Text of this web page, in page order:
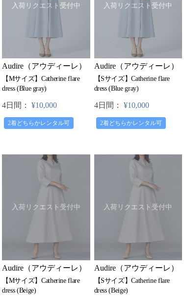
入荷リクエスト受付中
Audire（アウディーレ）
【Mサイズ】Catherine flare
dress (Blue gray)
4日間： ¥10,000
2着どちらかレンタル可
入荷リクエスト受付中
Audire（アウディーレ）
【Sサイズ】Catherine flare
dress (Blue gray)
4日間： ¥10,000
2着どちらかレンタル可
入荷リクエスト受付中
Audire（アウディーレ）
【Mサイズ】Catherine flare
dress (Beige)
入荷リクエスト受付中
Audire（アウディーレ）
【Sサイズ】Catherine flare
dress (Beige)